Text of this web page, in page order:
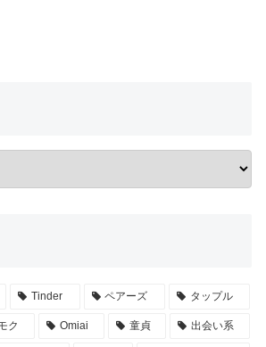
Tinder ペアーズ タップル
ク Omiai 童貞 出会い系